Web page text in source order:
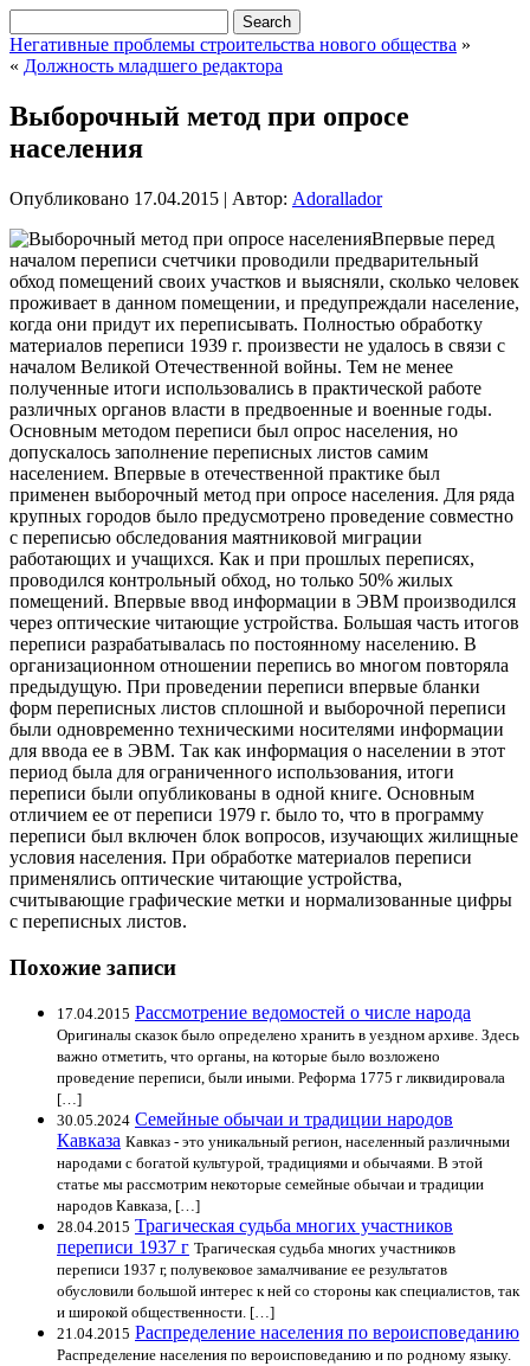
Негативные проблемы строительства нового общества »
« Должность младшего редактора
Выборочный метод при опросе
населения
Опубликовано 17.04.2015 | Автор: Adorallador
Впервые перед
началом переписи счетчики проводили предварительный
обход помещений своих участков и выясняли, сколько человек
проживает в данном помещении, и предупреждали население,
когда они придут их переписывать. Полностью обработку
материалов переписи 1939 г. произвести не удалось в связи с
началом Великой Отечественной войны. Тем не менее
полученные итоги использовались в практической работе
различных органов власти в предвоенные и военные годы.
Основным методом переписи был опрос населения, но
допускалось заполнение переписных листов самим
населением. Впервые в отечественной практике был
применен выборочный метод при опросе населения. Для ряда
крупных городов было предусмотрено проведение совместно
с переписью обследования маятниковой миграции
работающих и учащихся. Как и при прошлых переписях,
проводился контрольный обход, но только 50% жилых
помещений. Впервые ввод информации в ЭВМ производился
через оптические читающие устройства. Большая часть итогов
переписи разрабатывалась по постоянному населению. В
организационном отношении перепись во многом повторяла
предыдущую. При проведении переписи впервые бланки
форм переписных листов сплошной и выборочной переписи
были одновременно техническими носителями информации
для ввода ее в ЭВМ. Так как информация о населении в этот
период была для ограниченного использования, итоги
переписи были опубликованы в одной книге. Основным
отличием ее от переписи 1979 г. было то, что в программу
переписи был включен блок вопросов, изучающих жилищные
условия населения. При обработке материалов переписи
применялись оптические читающие устройства,
считывающие графические метки и нормализованные цифры
с переписных листов.
Похожие записи
17.04.2015 Рассмотрение ведомостей о числе народа
Оригиналы сказок было определено хранить в уездном архиве. Здесь
важно отметить, что органы, на которые было возложено
проведение переписи, были иными. Реформа 1775 г ликвидировала
[…]
30.05.2024 Семейные обычаи и традиции народов
Кавказа Кавказ - это уникальный регион, населенный различными
народами с богатой культурой, традициями и обычаями. В этой
статье мы рассмотрим некоторые семейные обычаи и традиции
народов Кавказа, […]
28.04.2015 Трагическая судьба многих участников
переписи 1937 г Трагическая судьба многих участников
переписи 1937 г, полувековое замалчивание ее результатов
обусловили большой интерес к ней со стороны как специалистов, так
и широкой общественности. […]
21.04.2015 Распределение населения по вероисповеданию
Распределение населения по вероисповеданию и по родному языку.